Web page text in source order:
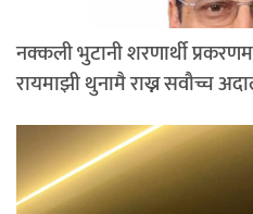
नक्कली भुटानी शरणार्थी
रायमाझी थुनामै राख्न सवौच्च